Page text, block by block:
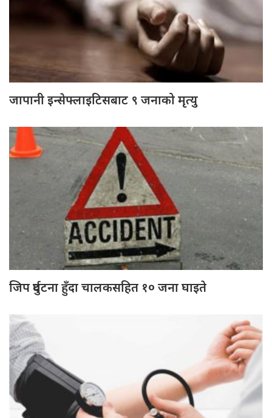
जापानी इन्सेफ्लाइटिसबाट ९ जनाको मृत्यु
जिप दुर्घटना हुँदा चालकसहित १० जना घाइते